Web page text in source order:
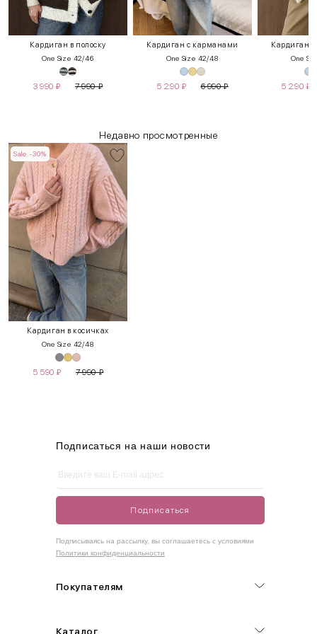
Кардиган в полоску
One Size 42/46
3 990 ₽ 7 990₽
Кардиган с карманами
One Size 42/48
5 290 ₽ 6 990₽
Кардиган
One
5 290 ₽
Недавно просмотренные
Sale -30%
Кардиган в косичках
One Size 42/48
5 590 ₽ 7 990₽
INT RUS
XS 40-42
42-44
42-50
Как правильно себя обмерить
Измеряется по самым выступающим точкам.
Покупателям
Каталог
Подписаться на наши новости
Подписаться
Подписываясь на рассылку, вы соглашаетесь с условиями
Политики конфиденциальности